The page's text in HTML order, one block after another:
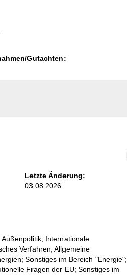
Gutachten:
Letzte Änderung:
03.08.2026
Internationale
Verfahren; Allgemeine
Sonstiges im Bereich "Energie";
Fragen der EU; Sonstiges im